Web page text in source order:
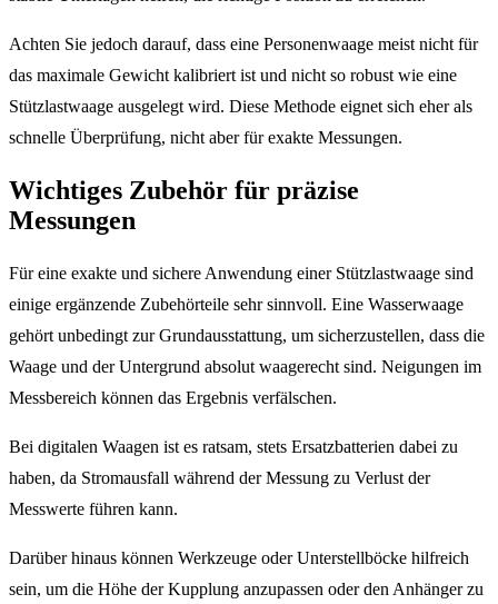
Achten Sie jedoch darauf, dass eine Personenwaage meist nicht für
das maximale Gewicht kalibriert ist und nicht so robust wie eine
Stützlastwaage ausgelegt wird. Diese Methode eignet sich eher als
schnelle Überprüfung, nicht aber für exakte Messungen.
Wichtiges Zubehör für präzise
Messungen
Für eine exakte und sichere Anwendung einer Stützlastwaage sind
einige ergänzende Zubehörteile sehr sinnvoll. Eine Wasserwaage
gehört unbedingt zur Grundausstattung, um sicherzustellen, dass die
Waage und der Untergrund absolut waagerecht sind. Neigungen im
Messbereich können das Ergebnis verfälschen.
Bei digitalen Waagen ist es ratsam, stets Ersatzbatterien dabei zu
haben, da Stromausfall während der Messung zu Verlust der
Messwerte führen kann.
Darüber hinaus können Werkzeuge oder Unterstellböcke hilfreich
sein, um die Höhe der Kupplung anzupassen oder den Anhänger zu